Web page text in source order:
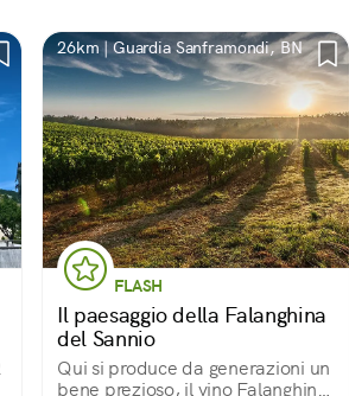
26km | Guardia Sanframondi, BN
FLASH
Il paesaggio della Falanghina
del Sannio
Qui si produce da generazioni un
bene prezioso, il vino Falanghina.